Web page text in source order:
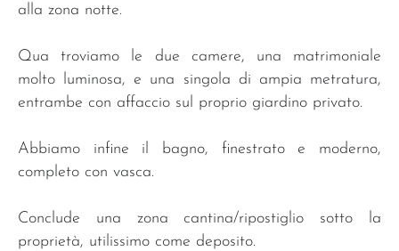
alla zona notte.
Qua troviamo le due camere, una matrimoniale
molto luminosa, e una singola di ampia metratura,
entrambe con affaccio sul proprio giardino privato.
Abbiamo infine il bagno, finestrato e moderno,
completo con vasca.
Conclude una zona cantina/ripostiglio sotto la
proprietà, utilissimo come deposito.